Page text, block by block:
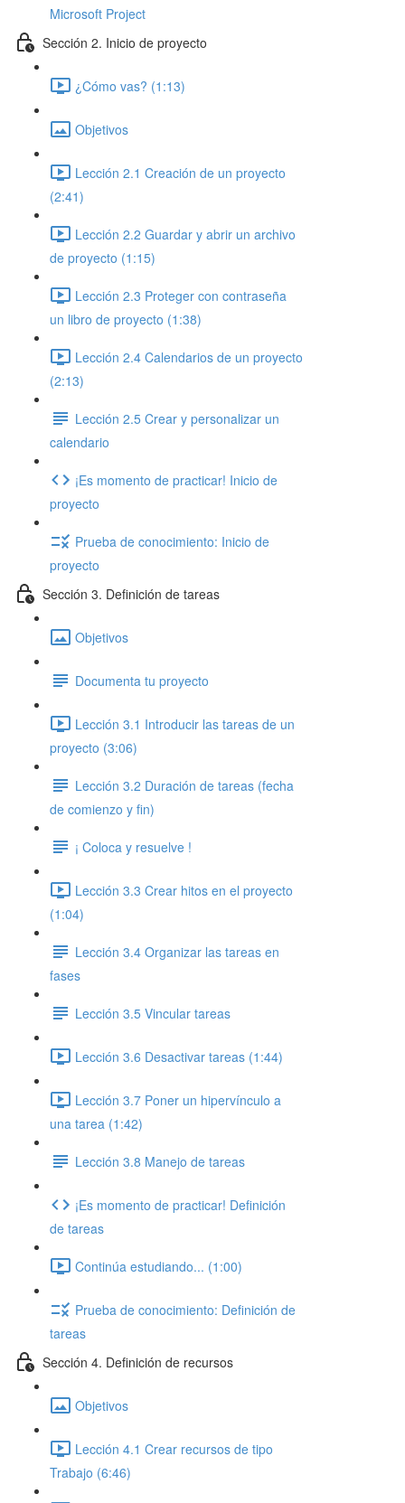
Microsoft Project
Sección 2. Inicio de proyecto
¿Cómo vas? (1:13)
Objetivos
Lección 2.1 Creación de un proyecto
(2:41)
Lección 2.2 Guardar y abrir un archivo
de proyecto (1:15)
Lección 2.3 Proteger con contraseña
un libro de proyecto (1:38)
Lección 2.4 Calendarios de un proyecto
(2:13)
Lección 2.5 Crear y personalizar un
calendario
¡Es momento de practicar! Inicio de
proyecto
Prueba de conocimiento: Inicio de
proyecto
Sección 3. Definición de tareas
Objetivos
Documenta tu proyecto
Lección 3.1 Introducir las tareas de un
proyecto (3:06)
Lección 3.2 Duración de tareas (fecha
de comienzo y fin)
¡ Coloca y resuelve !
Lección 3.3 Crear hitos en el proyecto
(1:04)
Lección 3.4 Organizar las tareas en
fases
Lección 3.5 Vincular tareas
Lección 3.6 Desactivar tareas (1:44)
Lección 3.7 Poner un hipervínculo a
una tarea (1:42)
Lección 3.8 Manejo de tareas
¡Es momento de practicar! Definición
de tareas
Continúa estudiando... (1:00)
Prueba de conocimiento: Definición de
tareas
Sección 4. Definición de recursos
Objetivos
Lección 4.1 Crear recursos de tipo
Trabajo (6:46)